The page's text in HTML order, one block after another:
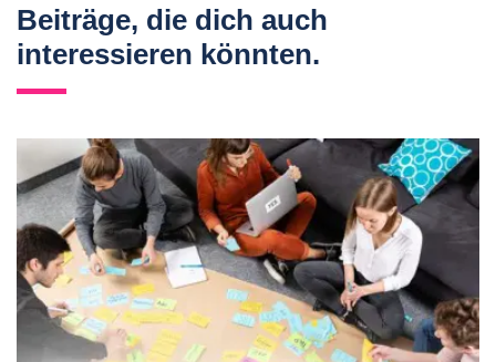
Beiträge, die dich auch
interessieren könnten.